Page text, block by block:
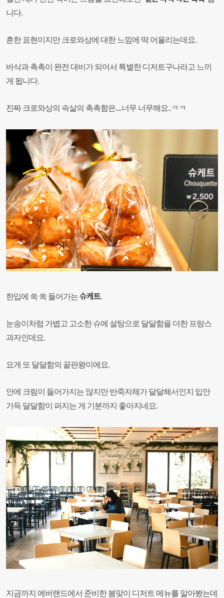
니다.
흔한 표현이지만 크로와상에 대한 느낌에 딱 어울리는데요.
바삭과 촉촉이 완전 대비가 되어서 특별한 디저트구나라고 느끼
게 됩니다.
진짜 크로와상의 속살의 촉촉함은....너무 너무해요..ㅋㅋ
한입에 쏙 쏙 들어가는슈케트.
눈송이처럼 가볍고 고소한 슈에 설탕으로 달달함을 더한 프랑스
과자인데요.
요게 또 달달함의 끝판왕이에요.
안에 크림이 들어가지는 않지만 반죽자체가 달달해서인지 입안
가득 달달함이 퍼지는 게 기분까지 좋아지네요.
지금까지 에버랜드에서 준비한 봄맞이 디저트 메뉴를 알아봤는데